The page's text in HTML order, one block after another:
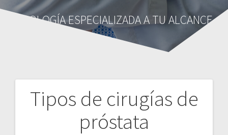
UROLOGÍA ESPECIALIZADA A TU ALCANCE
Tipos de cirugías de
próstata
Navegación